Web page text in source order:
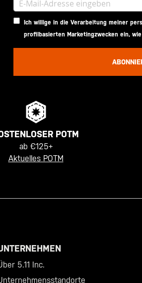
Ich willige in die Verarbeitung meiner
profilbasierten Marketingzwecken ein,
POTM
ab €125+
Aktuelles POTM
5.11 Inc.